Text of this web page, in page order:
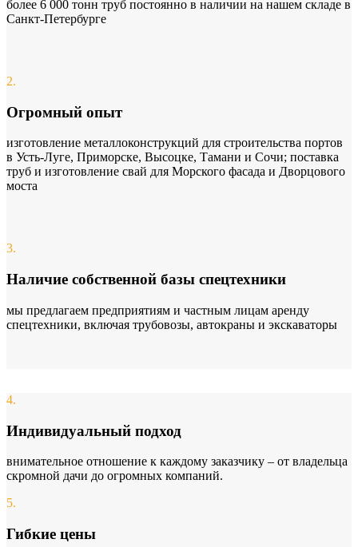
более 6 000 тонн труб постоянно в наличии на нашем складе в
Санкт-Петербурге
2.
Огромный опыт
изготовление металлоконструкций для строительства портов
в Усть-Луге, Приморске, Высоцке, Тамани и Сочи; поставка
труб и изготовление свай для Морского фасада и Дворцового
моста
3.
Наличие собственной базы спецтехники
мы предлагаем предприятиям и частным лицам аренду
спецтехники, включая трубовозы, автокраны и экскаваторы
4.
Индивидуальный подход
внимательное отношение к каждому заказчику – от владельца
скромной дачи до огромных компаний.
5.
Гибкие цены